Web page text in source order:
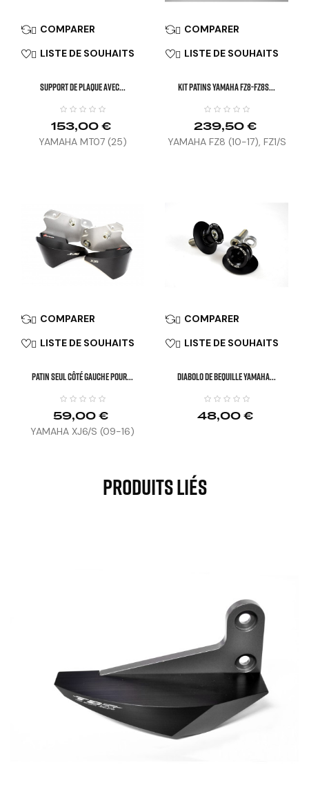
 COMPARER
 LISTE DE SOUHAITS
SUPPORT DE PLAQUE AVEC...
153,00 €
YAMAHA MT07 (25)
 COMPARER
 LISTE DE SOUHAITS
KIT PATINS YAMAHA FZ8-FZ8S...
239,50 €
YAMAHA FZ8 (10-17), FZ1/S
 COMPARER
 LISTE DE SOUHAITS
Patin Seul Côté Gauche Pour...
59,00 €
YAMAHA XJ6/S (09-16)
 COMPARER
 LISTE DE SOUHAITS
DIABOLO DE BEQUILLE YAMAHA...
48,00 €
Produits Liés